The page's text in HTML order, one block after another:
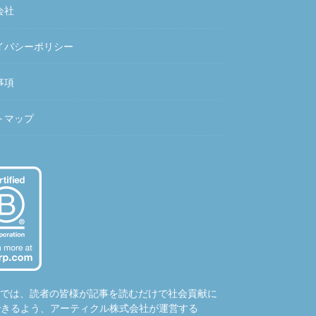
社
バシーポリシー
項
マップ
は、読者の皆様が記事を読むだけで社会貢献に
るよう、アーティクル株式会社が運営する